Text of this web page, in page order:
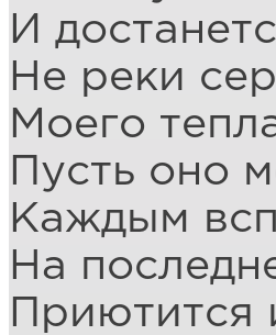
И
Не реки
Моего
Пусть оно
Каждым
На
Приютится